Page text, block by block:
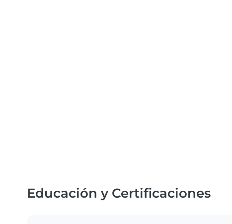
Educación y Certificaciones